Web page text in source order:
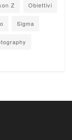
Z Obiettivi
Sigma